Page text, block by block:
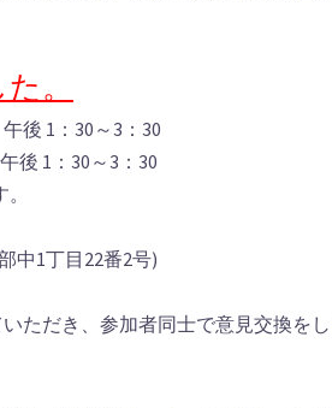
。
後 1：30～3：30
1：30～3：30
中1丁目22番2号)
だき、参加者同士で意見交換をし